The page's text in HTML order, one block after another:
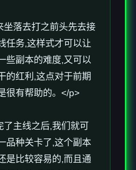
坐落去打之前头先去接
任务,这样式才可以让
些副本的难度,又可以
的红利,这点对于前期
很有帮助的。</p>
了主线之后,我们就可
品种关卡了,这个副本
是比较容易的,而且通